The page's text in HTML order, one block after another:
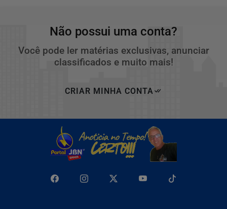
Não possui uma conta?
Você pode ler matérias exclusivas, anunciar
classificados e muito mais!
CRIAR MINHA CONTA